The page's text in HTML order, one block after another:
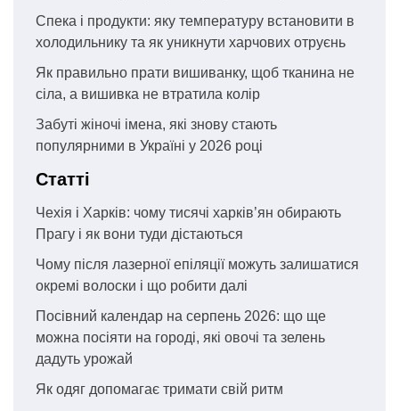
Спека і продукти: яку температуру встановити в
холодильнику та як уникнути харчових отруєнь
Як правильно прати вишиванку, щоб тканина не
сіла, а вишивка не втратила колір
Забуті жіночі імена, які знову стають
популярними в Україні у 2026 році
Статті
Чехія і Харків: чому тисячі харків’ян обирають
Прагу і як вони туди дістаються
Чому після лазерної епіляції можуть залишатися
окремі волоски і що робити далі
Посівний календар на серпень 2026: що ще
можна посіяти на городі, які овочі та зелень
дадуть урожай
Як одяг допомагає тримати свій ритм